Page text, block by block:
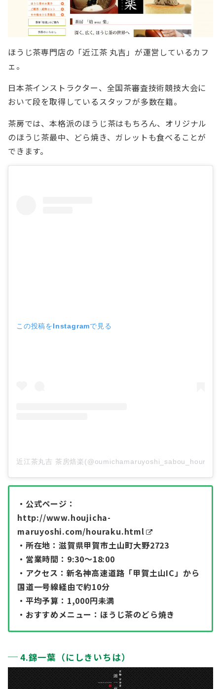
ほうじ茶専門店の「近江茶 丸吉」が運営しているカフ
ェ。
日本茶インストラクター、全国茶審査技術競技大会に
おいて段を取得しているスタッフが多数在籍。
茶房では、本格派のほうじ茶はもちろん、オリジナル
のほうじ茶最中、どら焼き、ガレットも食べることが
できます。
この投稿をInstagramで見る
近江茶丸吉 茶房焙楽
・公式ページ：
http://www.houjicha-
maruyoshi.com/houraku.html
・所在地：滋賀県甲賀市土山町大野2723
・営業時間：9:30〜18:00
・アクセス：新名神高速道路「甲賀土山IC」から
国道一号線経由で約10分
・平均予算：1,000円未満
・おすすめメニュー：ほうじ茶のどら焼き
4.錦一葉（にしきいちは）